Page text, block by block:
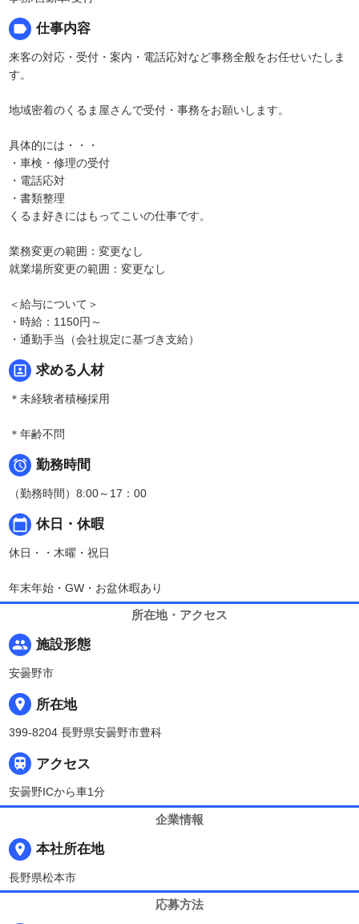
label 仕事内容
来客の対応・受付・案内・電話応対など事務全般をお任せいたしま
す。
地域密着のくるま屋さんで受付・事務をお願いします。
具体的には・・・
・車検・修理の受付
・電話応対
・書類整理
くるま好きにはもってこいの仕事です。
業務変更の範囲：変更なし
就業場所変更の範囲：変更なし
＜給与について＞
・時給：1150円～
・通勤手当（会社規定に基づき支給）
portrait 求める人材
＊未経験者積極採用
＊年齢不問
 勤務時間
（勤務時間）8:00～17：00
calendar_today 休日・休暇
休日・・木曜・祝日
年末年始・GW・お盆休暇あり
所在地・アクセス
people 施設形態
安曇野市
place 所在地
399-8204 長野県安曇野市豊科
 アクセス
安曇野ICから車1分
企業情報
place 本社所在地
長野県松本市
応募方法